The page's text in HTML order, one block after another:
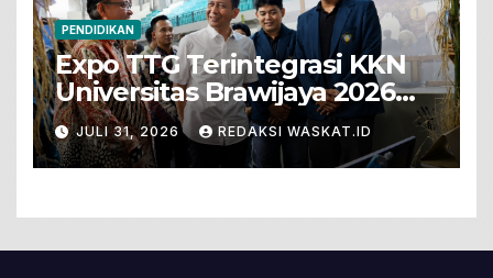
PENDIDIKAN
Expo TTG Terintegrasi KKN
Universitas Brawijaya 2026
Hadirkan Inovasi Peternakan
Untuk Bojonegoro
JULI 31, 2026 REDAKSI WASKAT.ID